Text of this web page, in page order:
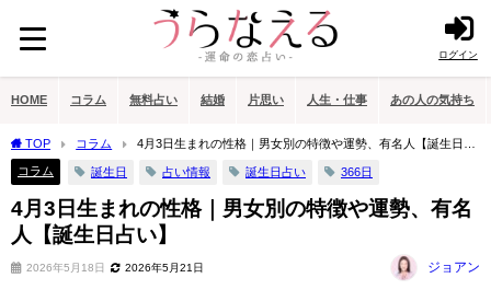
ログイン
HOME コラム 無料占い 結婚 片思い 人生・仕事 あの人の気持ち
TOP コラム
4月3日生まれの性格｜男女別の特徴や運勢、有名人【誕生日占
い】
コラム 誕生日 占い情報 誕生日占い 366日
4月3日生まれの性格｜男女別の特徴や運勢、有名
人【誕生日占い】
2026年5月18日 2026年5月21日 ジョアン